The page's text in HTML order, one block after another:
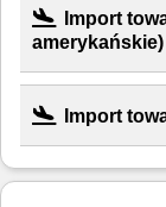
Import
amerykańskie)
Import